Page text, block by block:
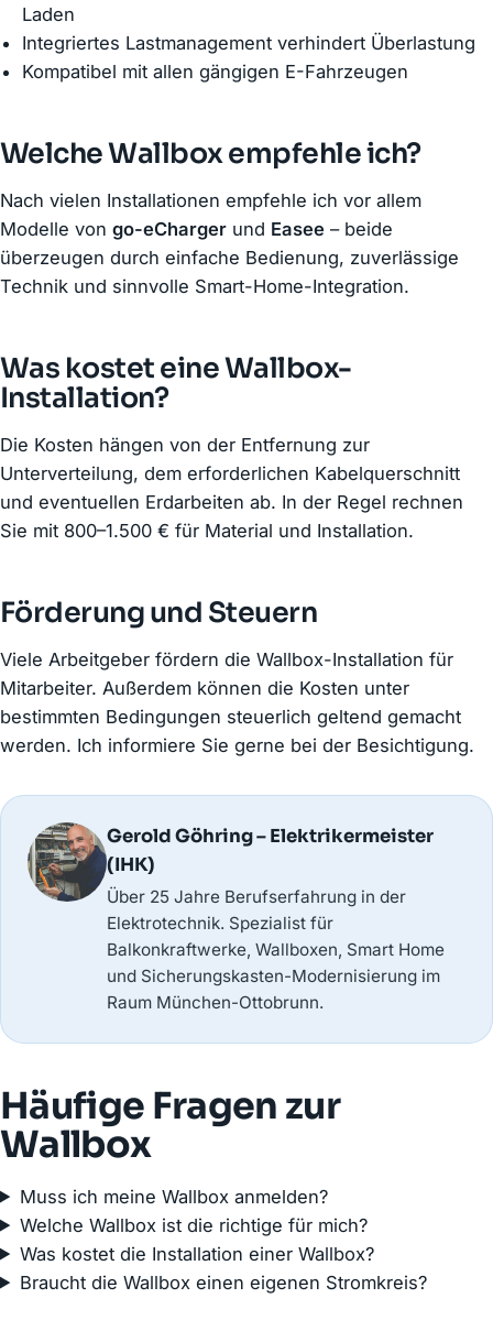
Laden
Integriertes Lastmanagement verhindert Überlastung
Kompatibel mit allen gängigen E-Fahrzeugen
Welche Wallbox empfehle ich?
Nach vielen Installationen empfehle ich vor allem
Modelle von go-eCharger und Easee – beide
überzeugen durch einfache Bedienung, zuverlässige
Technik und sinnvolle Smart-Home-Integration.
Was kostet eine Wallbox-
Installation?
Die Kosten hängen von der Entfernung zur
Unterverteilung, dem erforderlichen Kabelquerschnitt
und eventuellen Erdarbeiten ab. In der Regel rechnen
Sie mit 800–1.500 € für Material und Installation.
Förderung und Steuern
Viele Arbeitgeber fördern die Wallbox-Installation für
Mitarbeiter. Außerdem können die Kosten unter
bestimmten Bedingungen steuerlich geltend gemacht
werden. Ich informiere Sie gerne bei der Besichtigung.
Gerold Göhring – Elektrikermeister
(IHK)
Über 25 Jahre Berufserfahrung in der
Elektrotechnik. Spezialist für
Balkonkraftwerke, Wallboxen, Smart Home
und Sicherungskasten-Modernisierung im
Raum München-Ottobrunn.
Häufige Fragen zur
Wallbox
Muss ich meine Wallbox anmelden?
Welche Wallbox ist die richtige für mich?
Was kostet die Installation einer Wallbox?
Braucht die Wallbox einen eigenen Stromkreis?